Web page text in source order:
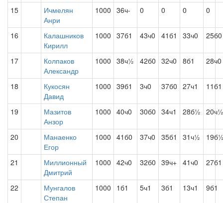
15
Ичмелян
Анри
1000 36ч- 0 0 0 0
16
Калашников
Кирилл
1000 37б1 43ч0 41б1 33ч0 25б0
17
Колпаков
Александр
1000 38ч½ 42б0 32ч0 8б1 28ч0
18
Кукосян
Давид
1000 39б1 3ч0 37б0 27ч1 11б1
19
Мазитов
Анзор
1000 40ч0 30б0 34ч1 28б½ 20ч½
20
Манаенко
Егор
1000 41б0 37ч0 35б1 31ч½
21
Миллионный
Дмитрий
1000 42ч0 32б0 39ч+ 41ч0 27б1
22
Мунгалов
Степан
1000 1б1 5ч1 3б1 13ч1 9б1